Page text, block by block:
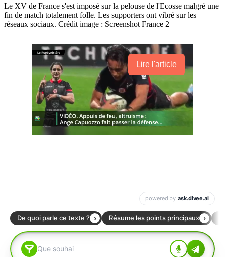
Le XV de France s'est imposé sur la pelouse de l'Ecosse malgré une
fin de match totalement folle. Les supporters ont vibré sur les
réseaux sociaux. Crédit image : Screenshot France 2
Lire l'article